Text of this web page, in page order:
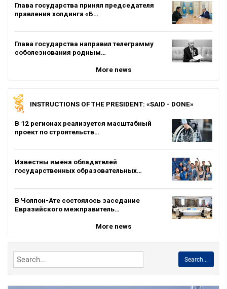
Глава государства принял председателя
правления холдинга «Б…
Глава государства направил телеграмму
соболезнования родным…
More news
INSTRUCTIONS OF THE PRESIDENT: «SAID - DONE»
В 12 регионах реализуется масштабный
проект по строительств…
Известны имена обладателей
государственных образовательных…
В Чолпон-Ате состоялось заседание
Евразийского межправитель…
More news
Search...